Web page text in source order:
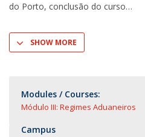
do Porto, conclusão do curso
SHOW MORE
Modules / Courses:
Módulo III: Regimes Aduaneiros
Campus